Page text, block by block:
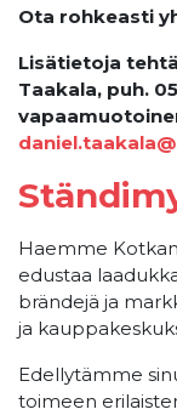
Ota rohkeasti
Lisätietoja
Taakala, puh.
Haemme
edustaa
brändejä ja
ja
Edellytämme
toimeen